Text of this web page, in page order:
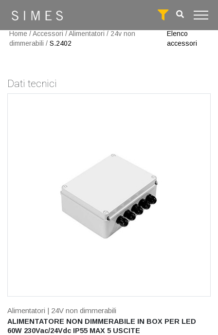
Home /Accessori /Alimentatori / 24v non
dimmerabili / S.2402
Elenco
accessori
Dati tecnici
Alimentatori | 24V non dimmerabili
ALIMENTATORE NON DIMMERABILE IN BOX PER LED
60W 230Vac/24Vdc IP55 MAX 5 USCITE